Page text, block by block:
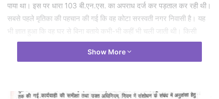
पाया था। इस पर धारा 103 बी.एन.एस. का अपराध दर्ज कर पड़ताल कर रही थी।
सबसे पहले मृतिका की पहचान की गई कि वह कोटा सरस्वती नगर निवासी है। यह
भी ज्ञात हुआ कि वह घर से बिना बताये कभी-भी कहीं भी चली जाती थी। किसी
प्रकार का मोबाईल फोन भी अपने पास नहीं रखती थी। माता-पिता को भी यह ज्ञात
नहीं था कि वह कब घर से गई थी। अत: मृतिका के घर कोटा तथा घटना स्थल
सी.सी.टी.व्ही. फुटेज के आधार पर मृतिका को 13 जनवरी को पहली बार लोकेट
Show More